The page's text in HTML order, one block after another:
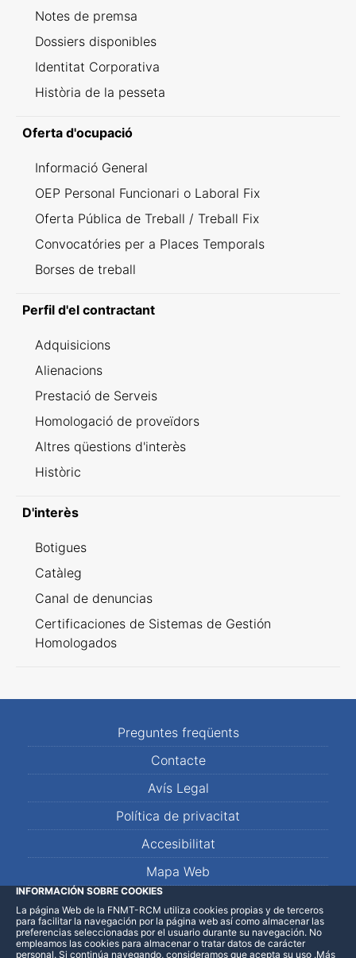
Notes de premsa
Dossiers disponibles
Identitat Corporativa
Història de la pesseta
Oferta d'ocupació
Informació General
OEP Personal Funcionari o Laboral Fix
Oferta Pública de Treball / Treball Fix
Convocatóries per a Places Temporals
Borses de treball
Perfil d'el contractant
Adquisicions
Alienacions
Prestació de Serveis
Homologació de proveïdors
Altres qüestions d'interès
Històric
D'interès
Botigues
Catàleg
Canal de denuncias
Certificaciones de Sistemas de Gestión
Homologados
Preguntes freqüents
Contacte
Avís Legal
Política de privacitat
Accesibilitat
Mapa Web
LinkedInFacebookWhatsApp
INFORMACIÓN SOBRE COOKIES
La página Web de la FNMT-RCM utiliza cookies propias y de terceros
para facilitar la navegación por la página web así como almacenar las
preferencias seleccionadas por el usuario durante su navegación. No
empleamos las cookies para almacenar o tratar datos de carácter
personal. Si continúa navegando, consideramos que acepta su uso .Más